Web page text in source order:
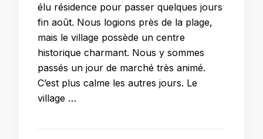
élu résidence pour passer quelques jours
fin août. Nous logions près de la plage,
mais le village possède un centre
historique charmant. Nous y sommes
passés un jour de marché très animé.
C’est plus calme les autres jours. Le
village …